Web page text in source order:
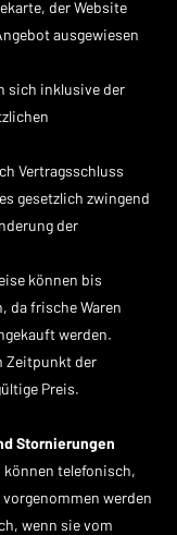
der Website
ausgewiesen
sich inklusive der
Vertragsschluss
gesetzlich zwingend
der
können bis
da frische Waren
werden.
Zeitpunkt der
Preis.
Stornierungen
können telefonisch,
werden
wenn sie vom